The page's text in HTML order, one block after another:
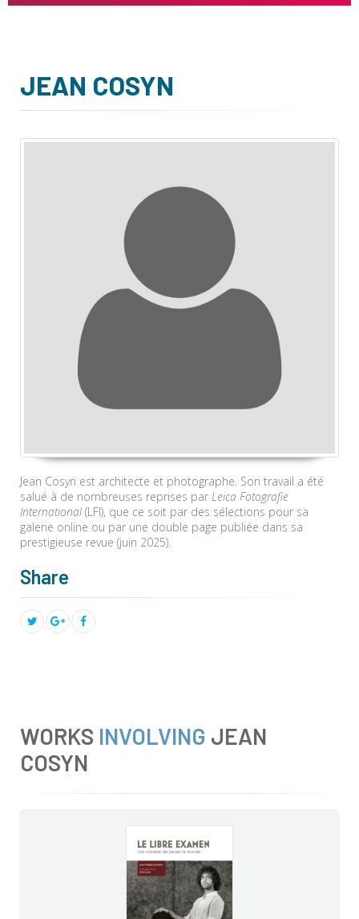
JEAN COSYN
Jean Cosyn est architecte et photographe. Son travail a été
salué à de nombreuses reprises par Leica Fotografie
International(LFI), que ce soit par des sélections pour sa
galerie online ou par une double page publiée dans sa
prestigieuse revue (juin 2025).
Share
WORKS INVOLVING JEAN
COSYN